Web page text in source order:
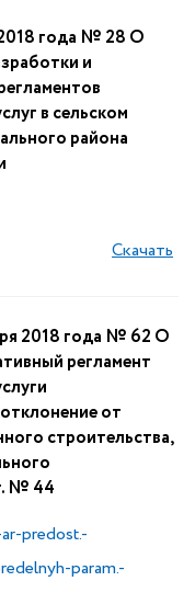
года № 28 О
и
в сельском
района
Скачать
2018 года № 62 О
регламент
от
строительства,
№ 44
predost.-
param.-